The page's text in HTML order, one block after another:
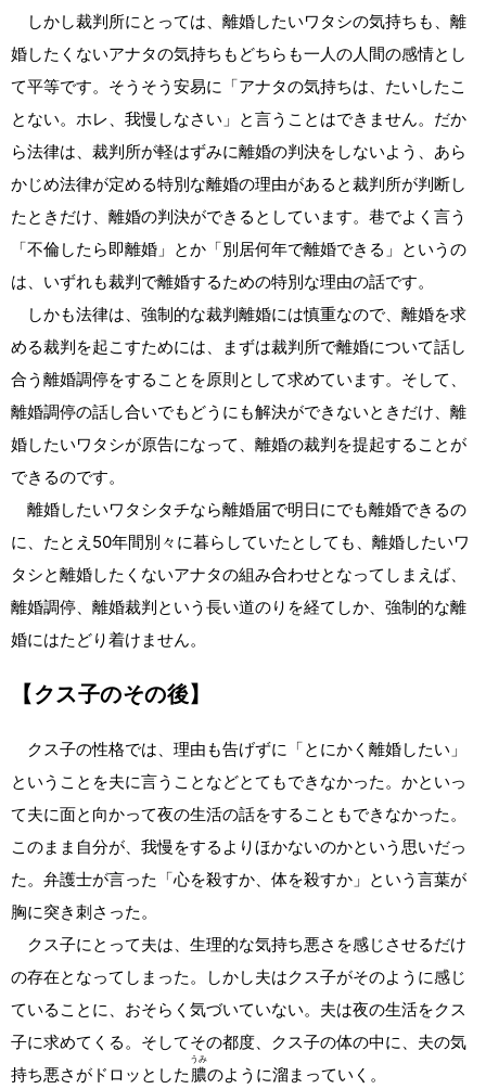
しかし裁判所にとっては、離婚したいワタシの気持ちも、離
婚したくないアナタの気持ちもどちらも一人の人間の感情とし
て平等です。そうそう安易に「アナタの気持ちは、たいしたこ
とない。ホレ、我慢しなさい」と言うことはできません。だか
ら法律は、裁判所が軽はずみに離婚の判決をしないよう、あら
かじめ法律が定める特別な離婚の理由があると裁判所が判断し
たときだけ、離婚の判決ができるとしています。巷でよく言う
「不倫したら即離婚」とか「別居何年で離婚できる」というの
は、いずれも裁判で離婚するための特別な理由の話です。
しかも法律は、強制的な裁判離婚には慎重なので、離婚を求
める裁判を起こすためには、まずは裁判所で離婚について話し
合う離婚調停をすることを原則として求めています。そして、
離婚調停の話し合いでもどうにも解決ができないときだけ、離
婚したいワタシが原告になって、離婚の裁判を提起することが
できるのです。
離婚したいワタシタチなら離婚届で明日にでも離婚できるの
に、たとえ50年間別々に暮らしていたとしても、離婚したいワ
タシと離婚したくないアナタの組み合わせとなってしまえば、
離婚調停、離婚裁判という長い道のりを経てしか、強制的な離
婚にはたどり着けません。
【クス子のその後】
クス子の性格では、理由も告げずに「とにかく離婚したい」
ということを夫に言うことなどとてもできなかった。かといっ
て夫に面と向かって夜の生活の話をすることもできなかった。
このまま自分が、我慢をするよりほかないのかという思いだっ
た。弁護士が言った「心を殺すか、体を殺すか」という言葉が
胸に突き刺さった。
クス子にとって夫は、生理的な気持ち悪さを感じさせるだけ
の存在となってしまった。しかし夫はクス子がそのように感じ
ていることに、おそらく気づいていない。夫は夜の生活をクス
子に求めてくる。そしてその都度、クス子の体の中に、夫の気
持ち悪さがドロッとした 膿
うみ
のように溜まっていく。